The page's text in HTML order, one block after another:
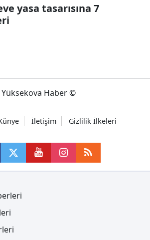
yasa tasarısına 7
Yüksekova Haber ©
İletişim Gizlilik İlkeleri